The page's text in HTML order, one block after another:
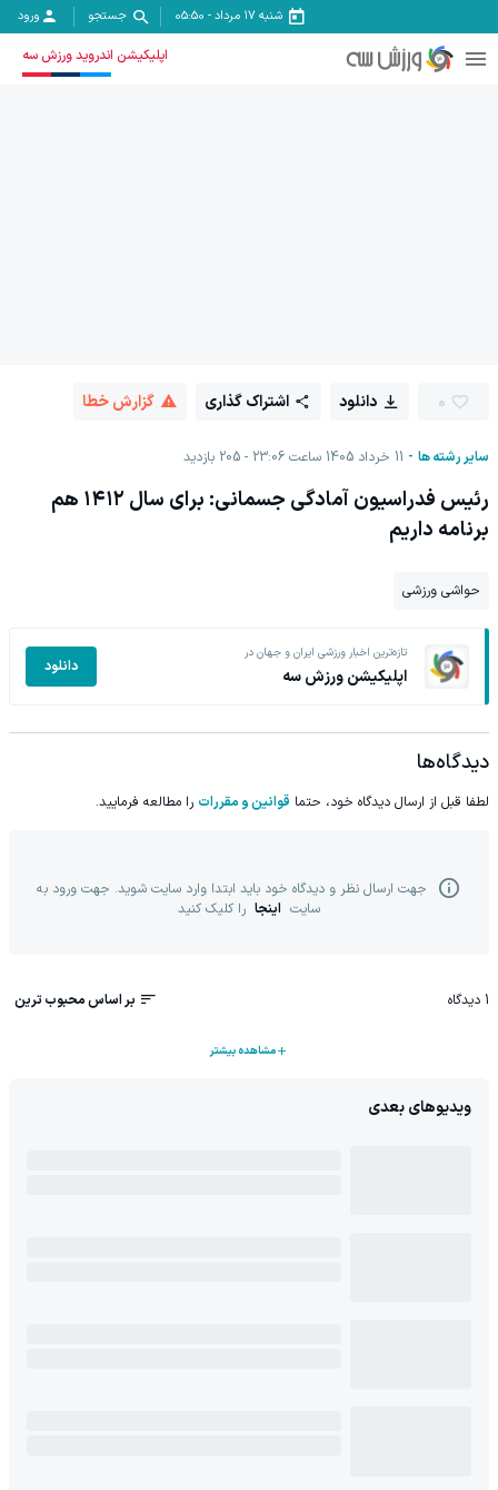
شنبه ۱۷ مرداد -
05:50 جستجو ورود
اپلیکیشن اندروید ورزش سه
سایر رشته ها 11 خرداد 1405 ساعت 23:06 205 بازدید
0 دانلود اشتراک گذاری گزارش خطا
رئیس فدراسیون آمادگی جسمانی: برای سال ۱۴۱۲ هم
برنامه داریم
حواشی ورزشی
تازه‌ترین اخبار ورزشی ایران و جهان در
اپلیکیشن ورزش سه دانلود
دیدگاه‌ها
لطفا قبل از ارسال دیدگاه خود، حتما قوانین و مقررات را مطالعه فرمایید.
جهت ارسال نظر و دیدگاه خود باید ابتدا وارد سایت شوید. جهت ورود به
سایت اینجا را کلیک کنید
1 دیدگاه بر اساس محبوب ترین
مشاهده بیشتر
ویدیوهای بعدی